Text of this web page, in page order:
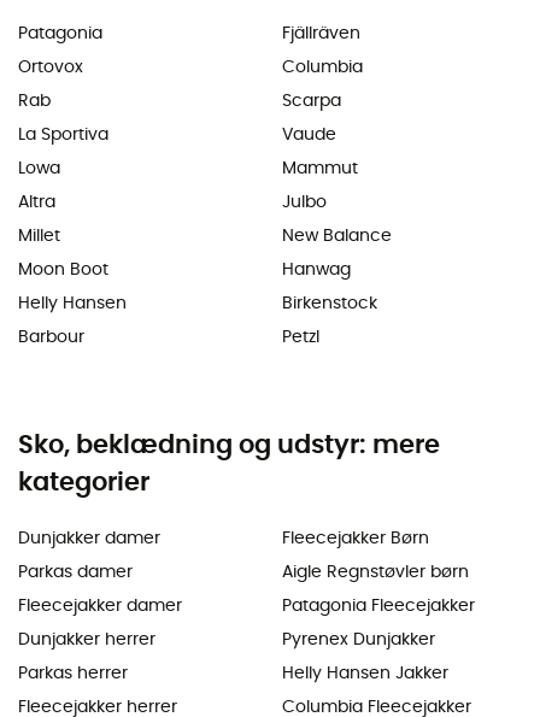
Patagonia
Ortovox
Rab
La Sportiva
Lowa
Altra
Millet
Moon Boot
Helly Hansen
Barbour
Fjällräven
Columbia
Scarpa
Vaude
Mammut
Julbo
New Balance
Hanwag
Birkenstock
Petzl
Sko, beklædning og udstyr: mere
kategorier
Dunjakker damer
Parkas damer
Fleecejakker damer
Dunjakker herrer
Parkas herrer
Fleecejakker herrer
Fleecejakker Børn
Aigle Regnstøvler børn
Patagonia Fleecejakker
Pyrenex Dunjakker
Helly Hansen Jakker
Columbia Fleecejakker